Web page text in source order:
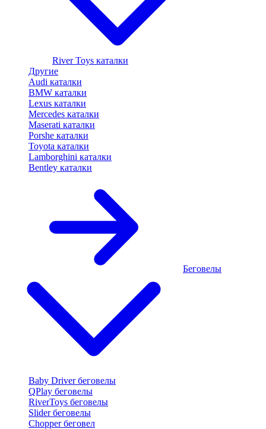
River Toys каталки
Другие
Audi каталки
BMW каталки
Lexus каталки
Mercedes каталки
Maserati каталки
Porshe каталки
Toyota каталки
Lamborghini каталки
Bentley каталки
Беговелы
Baby Driver беговелы
QPlay беговелы
RiverToys беговелы
Slider беговелы
Chopper беговел